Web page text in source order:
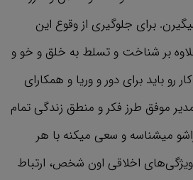
برای جلوگیری از وقوع این
بر شناخت و تسلط به خلق و خو و
رو باید برای دور و وریا و همکارای
موفق طرز فکر و منطق زندگی تمام
میشناسه و سعی میکنه با هر
ویژگی‌های اخلاقی اون شخص، ارتباط